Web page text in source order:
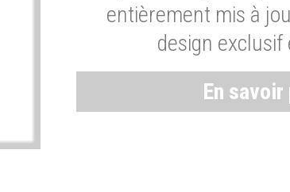
entièrement mis à
design exclusif
En savoir